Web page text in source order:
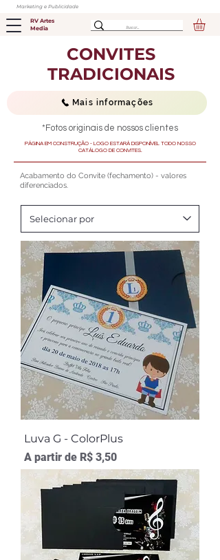
Marketing e Publicidade
RV Artes
Media
CONVITES
TRADICIONAIS
Mais informações
*Fotos originais de nossos clientes
PÁGINA EM CONSTRUÇÃO - LOGO ESTARÁ DISPONÍVEL TODO NOSSO
CATÁLOGO DE CONVITES.
Acabamento do Convite (fechamento) - valores
diferenciados.
Luva G - ColorPlus
A partir de R$ 3,50
Preço promocional